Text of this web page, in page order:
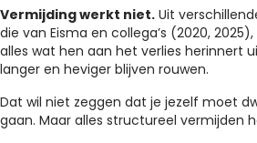
Vermijding werkt niet. Uit
die van Eisma en collega’s (2020,
alles wat hen aan het verlies herinnert
langer en heviger blijven rouwen.
Dat wil niet zeggen dat je jezelf moet
gaan. Maar alles structureel vermijden